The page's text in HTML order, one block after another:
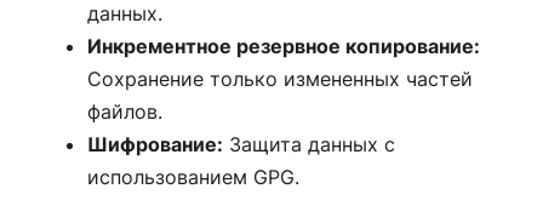
данных.
Инкрементное резервное копирование:
Сохранение только измененных частей
файлов.
Шифрование: Защита данных с
использованием GPG.